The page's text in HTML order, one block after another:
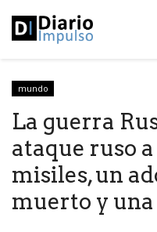
mundo
La guerra
ataque ruso
misiles, un
muerto y